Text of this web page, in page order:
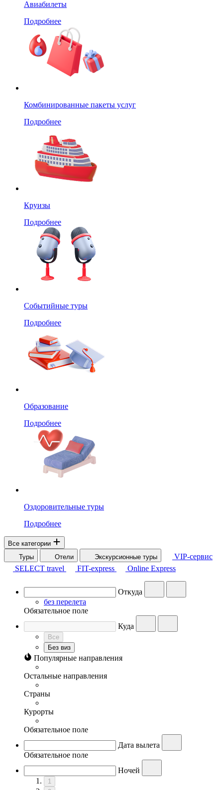
Авиабилеты
Подробнее
Комбинированные пакеты услуг
Подробнее
Круизы
Подробнее
Событийные туры
Подробнее
Образование
Подробнее
Оздоровительные туры
Подробнее
Все категории
Туры
Отели Экскурсионные туры
VIP-сервис
SELECT travel
FIT-express Online Express
Откуда
без перелета
Обязательное поле
Куда
Все
Без виз
Популярные направления
Остальные направления
Страны
Курорты
Обязательное поле
Дата вылета
Обязательное поле
Ночей
1